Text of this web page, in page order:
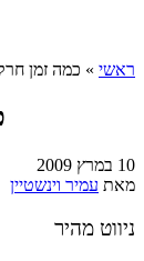
ראשי » כמה זמן
10 במרץ 2009
מאת עמיר וינשטיין
ניווט מהיר